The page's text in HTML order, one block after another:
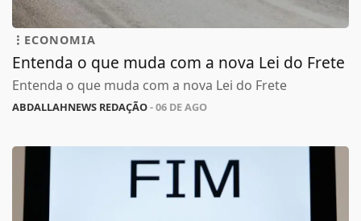
ECONOMIA
Entenda o que muda com a nova Lei do Frete
Entenda o que muda com a nova Lei do Frete
ABDALLAHNEWS REDAÇÃO- 06 DE AGO